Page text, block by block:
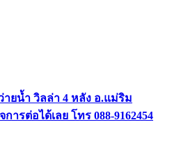
ยน้ำ วิลล่า 4 หลัง อ.แม่ริม
ารต่อได้เลย โทร 088-9162454